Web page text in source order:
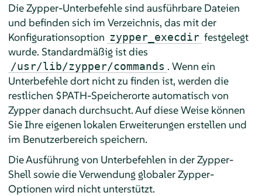
Die Zypper-Unterbefehle sind ausführbare Dateien
und befinden sich im Verzeichnis, das mit der
Konfigurationsoption zypper_execdir festgelegt
wurde. Standardmäßig ist dies
/usr/lib/zypper/commands . Wenn ein
Unterbefehle dort nicht zu finden ist, werden die
restlichen $PATH-Speicherorte automatisch von
Zypper danach durchsucht. Auf diese Weise können
Sie Ihre eigenen lokalen Erweiterungen erstellen und
im Benutzerbereich speichern.
Die Ausführung von Unterbefehlen in der Zypper-
Shell sowie die Verwendung globaler Zypper-
Optionen wird nicht unterstützt.